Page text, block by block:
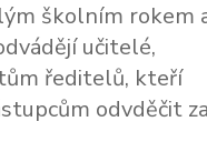
školním rokem
učitelé,
ředitelů, kteří
odvděčit za